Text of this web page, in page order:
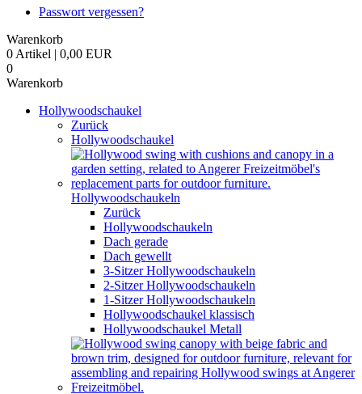
Passwort vergessen?
Warenkorb
0 Artikel | 0,00 EUR
0
Warenkorb
Hollywoodschaukel
Zurück
Hollywoodschaukel
Hollywoodschaukeln
Zurück
Hollywoodschaukeln
Dach gerade
Dach gewellt
3-Sitzer Hollywoodschaukeln
2-Sitzer Hollywoodschaukeln
1-Sitzer Hollywoodschaukeln
Hollywoodschaukel klassisch
Hollywoodschaukel Metall